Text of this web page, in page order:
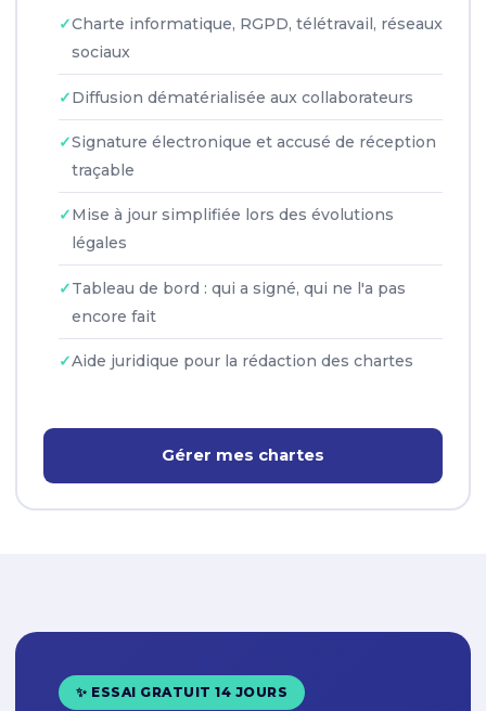
Charte informatique, RGPD, télétravail, réseaux
sociaux
Diffusion dématérialisée aux collaborateurs
Signature électronique et accusé de réception
traçable
Mise à jour simplifiée lors des évolutions
légales
Tableau de bord : qui a signé, qui ne l'a pas
encore fait
Aide juridique pour la rédaction des chartes
Gérer mes chartes
✨ ESSAI GRATUIT 14 JOURS